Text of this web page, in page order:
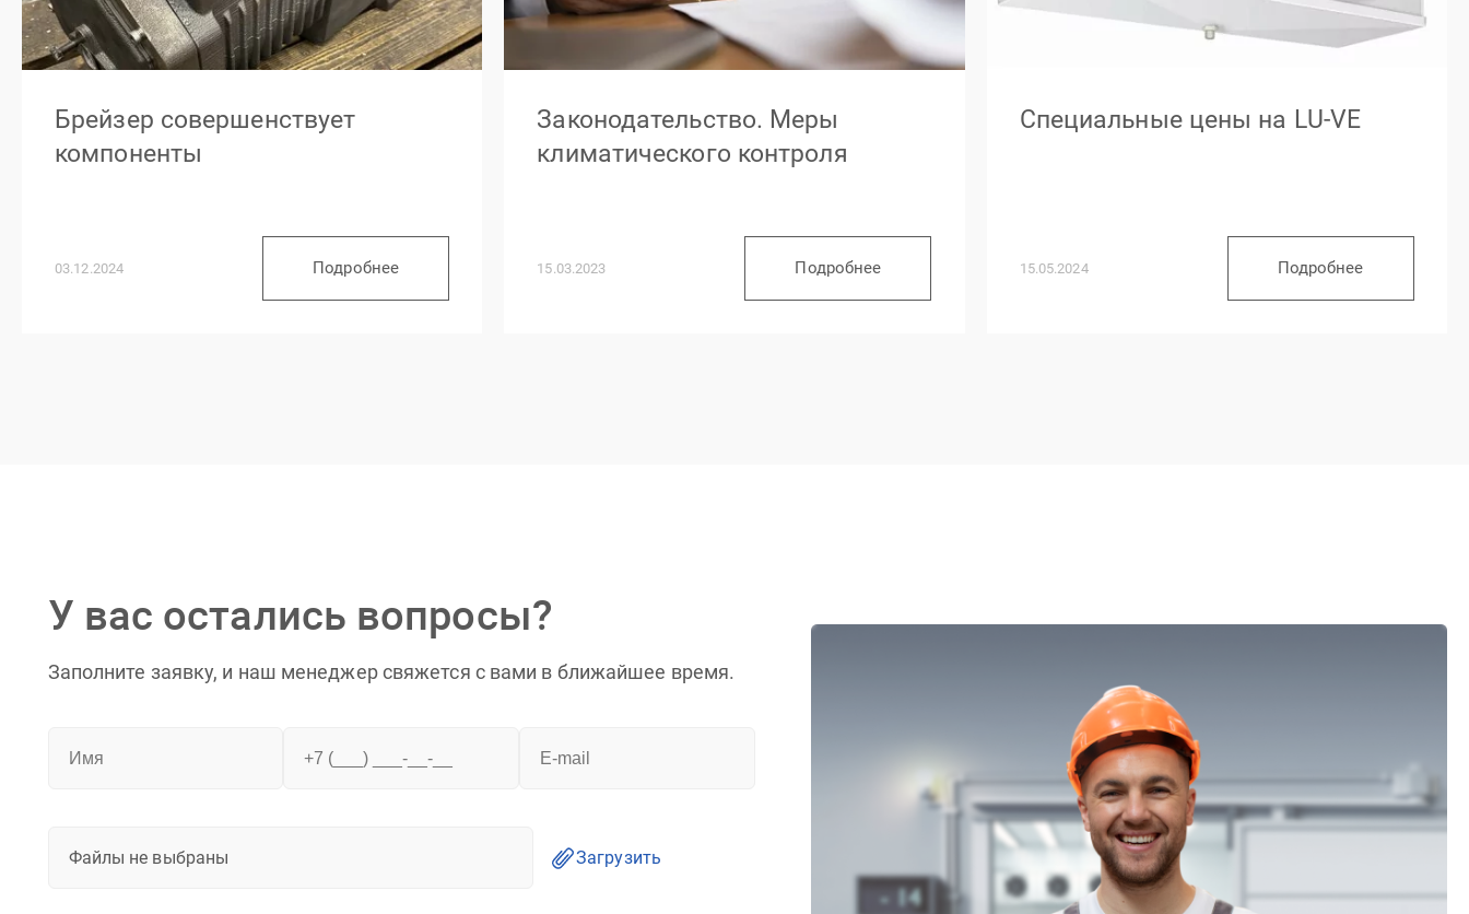
Брейзер совершенствует
компоненты
03.12.2024 Подробнее
Законодательство. Меры
климатического контроля
15.03.2023 Подробнее
Специальные цены на LU-VE
15.05.2024 Подробнее
У вас остались вопросы?
Заполните заявку, и наш менеджер свяжется с вами в ближайшее время.
Файлы не выбраны Загрузить